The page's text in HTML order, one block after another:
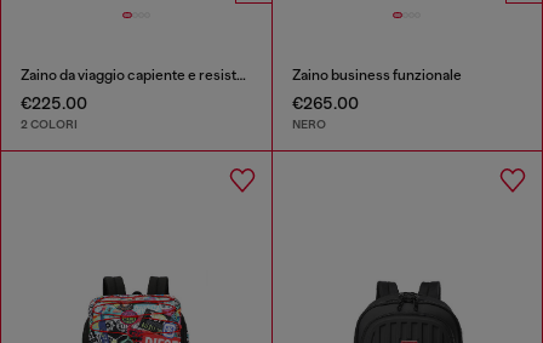
Zaino da viaggio capiente e resistente
€225.00
2 COLORI
Zaino business funzionale
€265.00
NERO